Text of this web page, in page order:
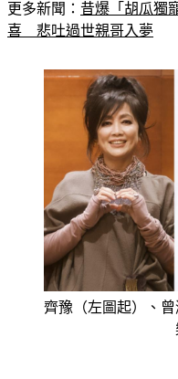
更多新聞： 昔爆「胡瓜獨
喜　悲吐過世親哥入夢
齊豫（左圖起）、